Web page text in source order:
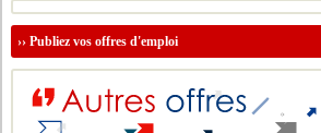
››Publiez vos offres d'emploi